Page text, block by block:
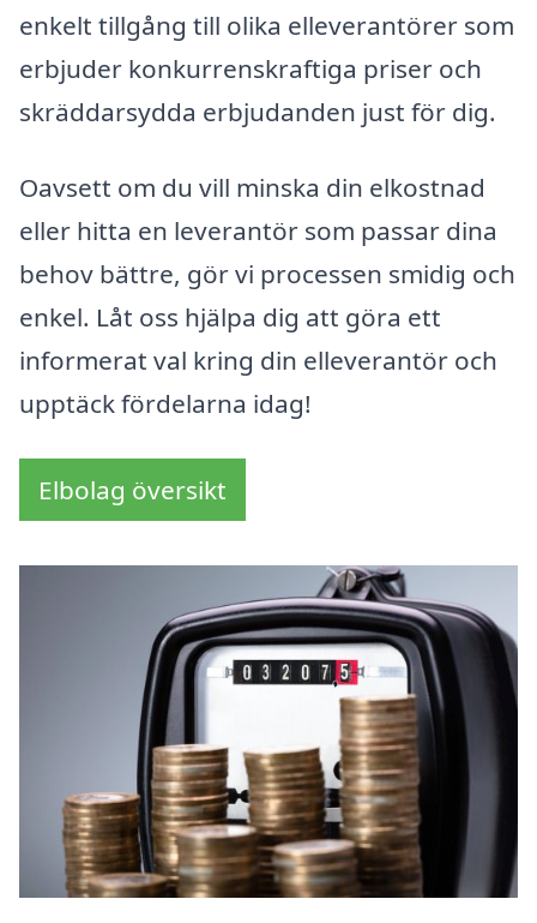
enkelt tillgång till olika elleverantörer som
erbjuder konkurrenskraftiga priser och
skräddarsydda erbjudanden just för dig.
Oavsett om du vill minska din elkostnad
eller hitta en leverantör som passar dina
behov bättre, gör vi processen smidig och
enkel. Låt oss hjälpa dig att göra ett
informerat val kring din elleverantör och
upptäck fördelarna idag!
Elbolag översikt